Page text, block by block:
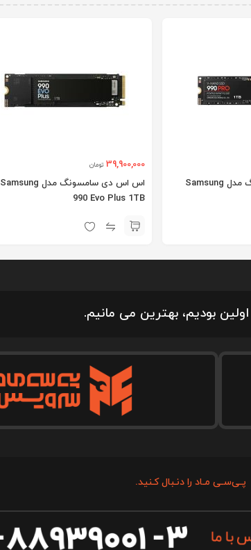
اس اس دی سامسونگ مدل Samsung
39,900,000 تومان
اس اس دی سامسونگ مدل Samsung
990 Evo Plus 1TB
اولین بودیم، بهترین می مانیم.
پـی‌سـی مـاد را دنـبال کـنید.